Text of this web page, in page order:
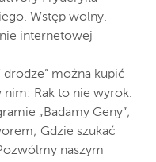
Wstęp wolny.
internetowej
można kupić
nim: Rak to nie wyrok.
„Badamy Geny”;
Gdzie szukać
naszym